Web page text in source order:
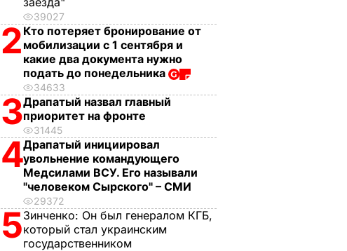
39027
2 Кто потеряет бронирование от
мобилизации с 1 сентября и
какие два документа нужно
подать до понедельника
34633
3Драпатый назвал главный
приоритет на фронте
31445
4Драпатый инициировал
увольнение командующего
Медсилами ВСУ. Его называли
"человеком Сырского" – СМИ
29372
5Зинченко: Он был генералом КГБ,
который стал украинским
государственником